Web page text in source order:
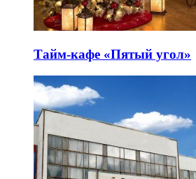
Тайм-кафе «Пятый угол»